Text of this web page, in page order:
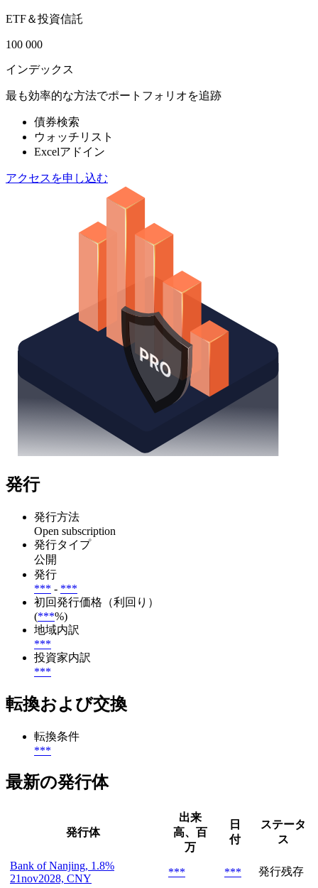
ETF＆投資信託
100 000
インデックス
最も効率的な方法でポートフォリオを追跡
債券検索
ウォッチリスト
Excelアドイン
アクセスを申し込む
発行
発行方法
Open subscription
発行タイプ
公開
発行
*** - ***
初回発行価格（利回り）
(***%)
地域内訳
***
投資家内訳
***
転換および交換
転換条件
***
最新の発行体
発行体
出来
高、百
万
日
付
ステータ
ス
Bank of Nanjing, 1.8%
21nov2028, CNY
*** ***
発行残存